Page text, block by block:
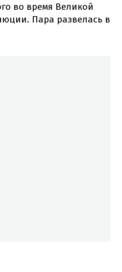
во время Великой
Пара развелась в